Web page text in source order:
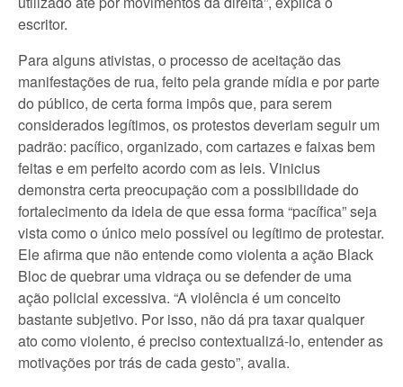
escritor.
Para alguns ativistas, o processo de aceitação das
manifestações de rua, feito pela grande mídia e por parte
do público, de certa forma impôs que, para serem
considerados legítimos, os protestos deveriam seguir um
padrão: pacífico, organizado, com cartazes e faixas bem
feitas e em perfeito acordo com as leis. Vinicius
demonstra certa preocupação com a possibilidade do
fortalecimento da ideia de que essa forma “pacífica” seja
vista como o único meio possível ou legítimo de protestar.
Ele afirma que não entende como violenta a ação Black
Bloc de quebrar uma vidraça ou se defender de uma
ação policial excessiva. “A violência é um conceito
bastante subjetivo. Por isso, não dá pra taxar qualquer
ato como violento, é preciso contextualizá-lo, entender as
motivações por trás de cada gesto”, avalia.